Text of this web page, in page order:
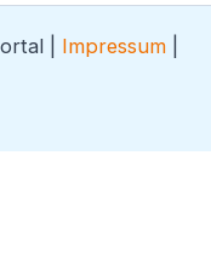
| Impressum|